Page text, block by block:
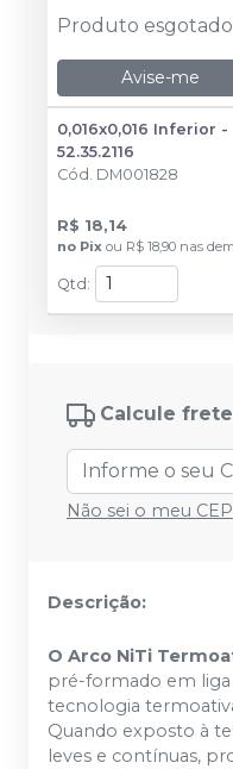
Produto esgotado
Avise-me
0,016x0,016 Inferior -
52.35.2116
Cód. DM001828
R$ 18,14
no Pix ou R$ 18,90 nas
Qtd :
Calcule
Não sei o meu CEP
Descrição:
O Arco NiTi
pré-formado em
tecnologia
Quando exposto à
leves e contínuas,